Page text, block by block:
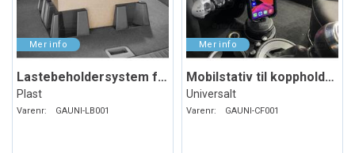
Lastebeholdersystem for bagasjerommet
Plast
Varenr: GAUNI-LB001
Mobilstativ til koppholderen
Universalt
Varenr: GAUNI-CF001